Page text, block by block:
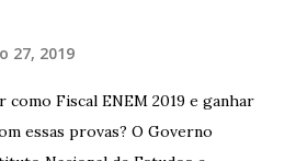
27, 2019
como Fiscal ENEM 2019 e ganhar
essas provas? O Governo